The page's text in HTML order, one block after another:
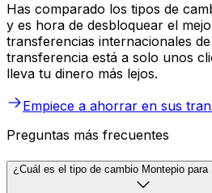
Has comparado los tipos de
y es hora de desbloquear el
transferencias internacionales
transferencia está a solo unos
lleva tu dinero más lejos.
Empiece a ahorrar en sus
Preguntas más frecuentes
¿Cuál es el tipo de cambio Montepio para